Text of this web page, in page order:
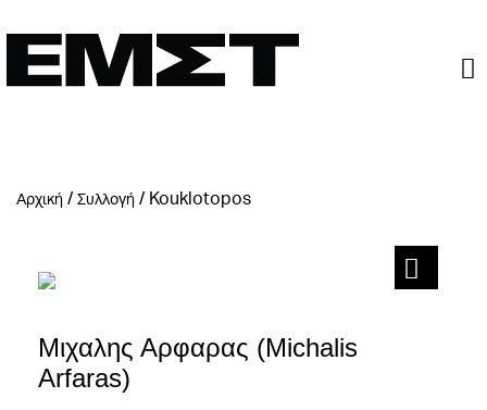
Αρχική / Συλλογή / Kouklotopos
Μιχαλης Αρφαρας (Michalis
Arfaras)